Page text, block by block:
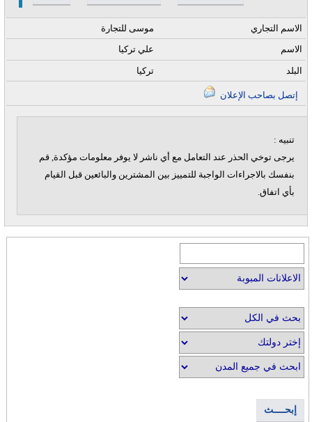
موسى للتجارة
الاسم التجاري
علي تركيا
الاسم
تركيا البلد
تنبيه :
يرجى توخي الحذر عند التعامل مع أي ناشر لا يوفر معلومات مؤكدة, قم
بنفسك بالاجراءات الواجبة للتمييز بين المشترين والبائعين قبل القيام
بأي اتفاق.
إبحــــث